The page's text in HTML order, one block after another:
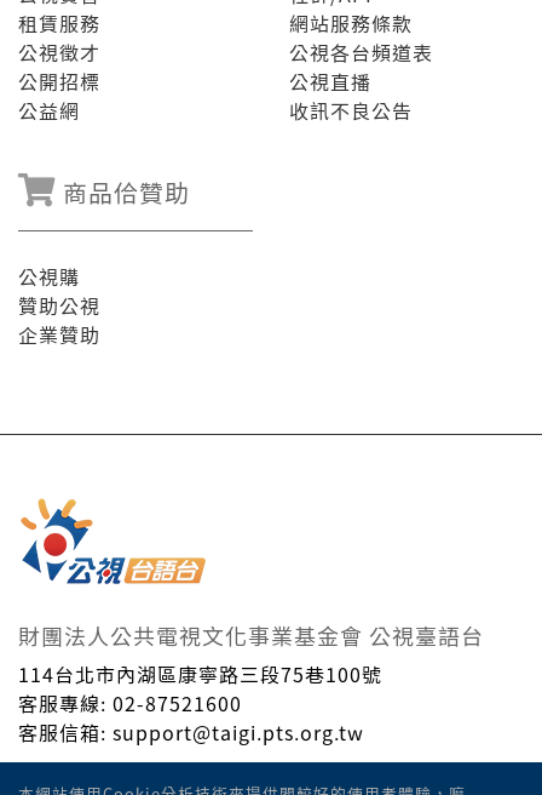
租賃服務
公視徵才
公開招標
公益網
網站服務條款
公視各台頻道表
公視直播
收訊不良公告
商品佮贊助
公視購
贊助公視
企業贊助
財團法人公共電視文化事業基金會 公視臺語台
114台北市內湖區康寧路三段75巷100號
客服專線: 02-87521600
客服信箱: support@taigi.pts.org.tw
Taiwan Public Television Service Foundation. © All